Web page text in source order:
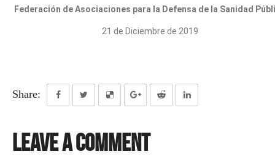
Federación de Asociaciones para la Defensa de la Sanidad
21 de Diciembre de 2019
Share:
Leave a Comment